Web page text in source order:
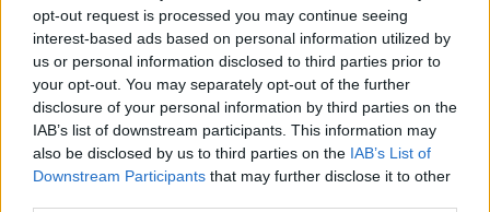
opt-out request is processed you may continue seeing
interest-based ads based on personal information utilized by
us or personal information disclosed to third parties prior to
your opt-out. You may separately opt-out of the further
disclosure of your personal information by third parties on the
IAB’s list of downstream participants. This information may
also be disclosed by us to third parties on the IAB’s List of
Downstream Participants that may further disclose it to other